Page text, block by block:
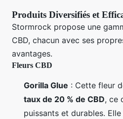
Produits Diversifiés et
Stormrock propose une
CBD, chacun avec ses
avantages.
Fleurs CBD
Gorilla Glue : Cette fleur
taux de 20 % de CBD, ce
puissants et durables.